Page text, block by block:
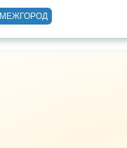
МЕЖГОРОД